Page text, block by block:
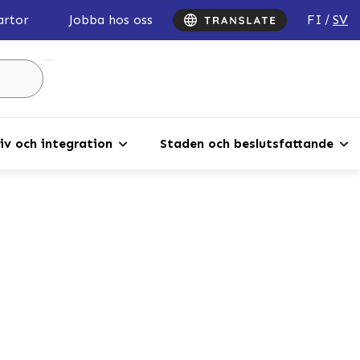
Jobba hos oss FI SV
och integration Staden och beslutsfattande